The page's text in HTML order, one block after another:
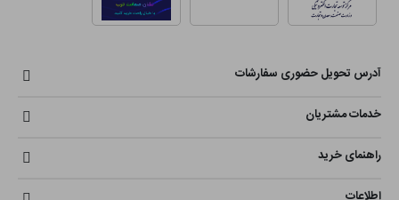
آدرس تحویل حضوری سفارشات
خدمات مشتریان
راهنمای خرید
اطلاعات